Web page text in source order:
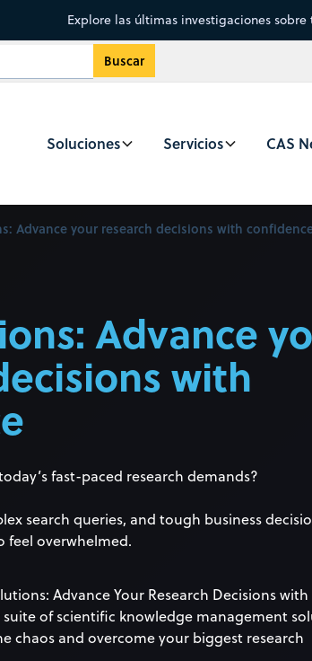
Explore las últimas investigaciones
Soluciones Servicios CAS
Advance your research decisions with
Advance
with
fast-paced research demands?
search queries, and tough business
feel overwhelmed.
Advance Your Research Decisions with
of scientific knowledge management
chaos and overcome your biggest research